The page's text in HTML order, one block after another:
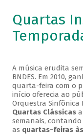
Quartas
A música erudita
BNDES. Em 2010,
quarta-feira com o
início oferecia ao
Orquestra Sinfônica
Quartas Clássicas
semanais,
as quartas-feiras